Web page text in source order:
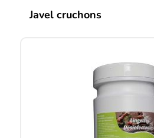
Javel cruchons